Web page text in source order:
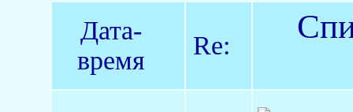
Дата-
время
Re: